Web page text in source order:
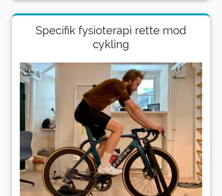
Specifik fysioterapi rette mod
cykling